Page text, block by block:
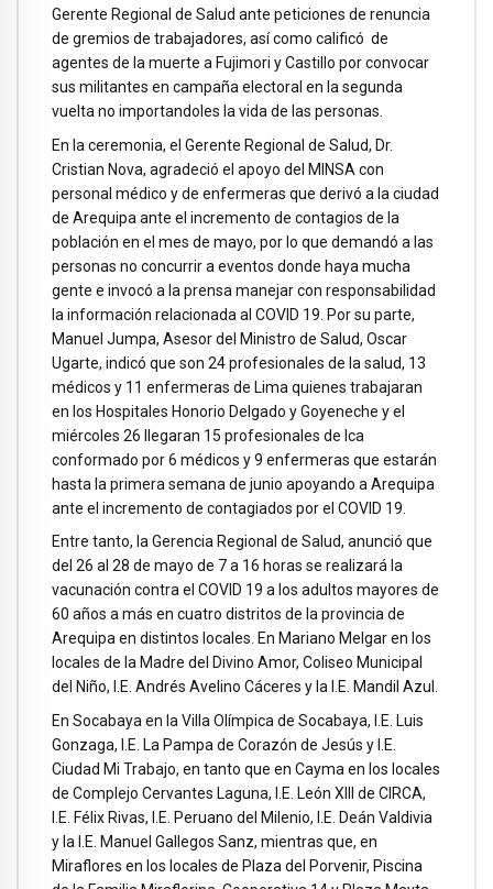
Gerente Regional de Salud ante peticiones de renuncia
de gremios de trabajadores, así como calificó de
agentes de la muerte a Fujimori y Castillo por convocar
sus militantes en campaña electoral en la segunda
vuelta no importandoles la vida de las personas.
En la ceremonia, el Gerente Regional de Salud, Dr.
Cristian Nova, agradeció el apoyo del MINSA con
personal médico y de enfermeras que derivó a la ciudad
de Arequipa ante el incremento de contagios de la
población en el mes de mayo, por lo que demandó a las
personas no concurrir a eventos donde haya mucha
gente e invocó a la prensa manejar con responsabilidad
la información relacionada al COVID 19. Por su parte,
Manuel Jumpa, Asesor del Ministro de Salud, Oscar
Ugarte, indicó que son 24 profesionales de la salud, 13
médicos y 11 enfermeras de Lima quienes trabajaran
en los Hospitales Honorio Delgado y Goyeneche y el
miércoles 26 llegaran 15 profesionales de Ica
conformado por 6 médicos y 9 enfermeras que estarán
hasta la primera semana de junio apoyando a Arequipa
ante el incremento de contagiados por el COVID 19.
Entre tanto, la Gerencia Regional de Salud, anunció que
del 26 al 28 de mayo de 7 a 16 horas se realizará la
vacunación contra el COVID 19 a los adultos mayores de
60 años a más en cuatro distritos de la provincia de
Arequipa en distintos locales. En Mariano Melgar en los
locales de la Madre del Divino Amor, Coliseo Municipal
del Niño, I.E. Andrés Avelino Cáceres y la I.E. Mandil Azul.
En Socabaya en la Villa Olímpica de Socabaya, I.E. Luis
Gonzaga, I.E. La Pampa de Corazón de Jesús y I.E.
Ciudad Mi Trabajo, en tanto que en Cayma en los locales
de Complejo Cervantes Laguna, I.E. León XIII de CIRCA,
I.E. Félix Rivas, I.E. Peruano del Milenio, I.E. Deán Valdivia
y la I.E. Manuel Gallegos Sanz, mientras que, en
Miraflores en los locales de Plaza del Porvenir, Piscina